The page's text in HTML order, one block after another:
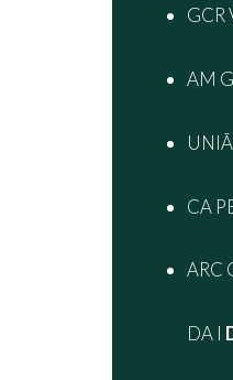
GCR
AM
CA
ARC
DA I